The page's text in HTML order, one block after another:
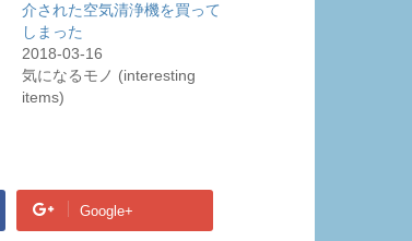
介された空気清浄機を買って
しまった
2018-03-16
気になるモノ (interesting
items)
Google+